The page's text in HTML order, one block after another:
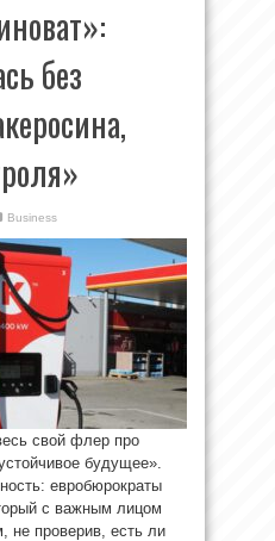
без
Business
свой флер про
будущее».
евробюрократы
с важным лицом
не проверив, есть ли